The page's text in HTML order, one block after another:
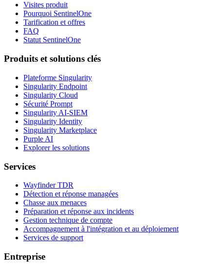
Visites produit
Pourquoi SentinelOne
Tarification et offres
FAQ
Statut SentinelOne
Produits et solutions clés
Plateforme Singularity
Singularity Endpoint
Singularity Cloud
Sécurité Prompt
Singularity AI-SIEM
Singularity Identity
Singularity Marketplace
Purple AI
Explorer les solutions
Services
Wayfinder TDR
Détection et réponse managées
Chasse aux menaces
Préparation et réponse aux incidents
Gestion technique de compte
Accompagnement à l'intégration et au déploiement
Services de support
Entreprise